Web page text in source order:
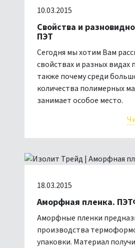
10.03.2015
Свойства и
ПЭТ
Сегодня мы хотим Вам
свойствах и разных видах
также почему среди
количества полимерных
занимает особое место.
18.03.2015
Аморфная пленка.
Аморфные пленки
производства
упаковки. Материал